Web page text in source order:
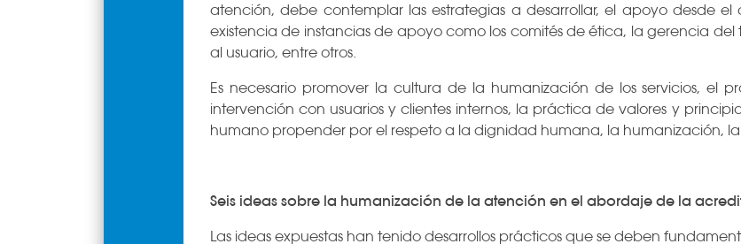
atención, debe contemplar las estrategias a desarrollar, el apoyo desde
existencia de instancias de apoyo como los comités de ética, la gerencia
al usuario, entre otros.
Es necesario promover la cultura de la humanización de los servicios, el
intervención con usuarios y clientes internos, la práctica de valores y
humano propender por el respeto a la dignidad humana, la humanización,
Seis ideas sobre la humanización de la atención en el abordaje de la
Las ideas expuestas han tenido desarrollos prácticos que se deben